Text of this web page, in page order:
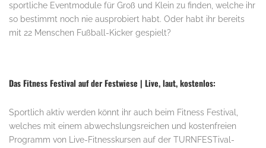
sportliche Eventmodule für Groß und Klein zu finden, welche ihr
so bestimmt noch nie ausprobiert habt. Oder habt ihr bereits
mit 22 Menschen Fußball-Kicker gespielt?
Das Fitness Festival auf der Festwiese | Live, laut, kostenlos:
Sportlich aktiv werden könnt ihr auch beim Fitness Festival,
welches mit einem abwechslungsreichen und kostenfreien
Programm von Live-Fitnesskursen auf der TURNFESTival-